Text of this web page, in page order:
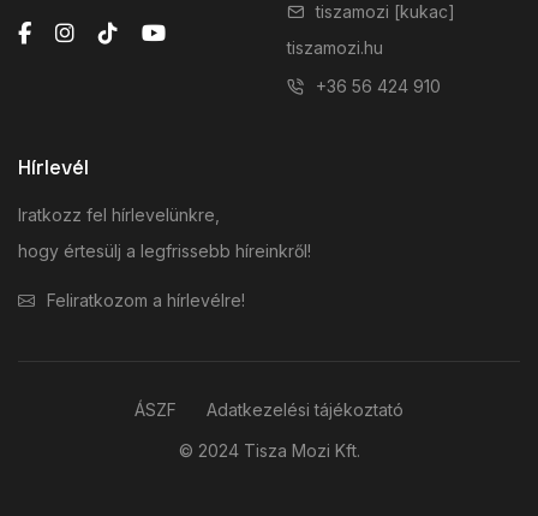
tiszamozi [kukac]
tiszamozi.hu
+36 56 424 910
Hírlevél
Iratkozz fel hírlevelünkre,
hogy értesülj a legfrissebb híreinkről!
Feliratkozom a hírlevélre!
© 2024 Tisza Mozi Kft.
ÁSZF Adatkezelési tájékoztató